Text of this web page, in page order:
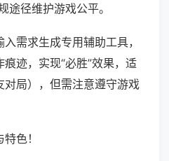
途径维护游戏公平。
需求生成专用辅助工具，
迹，实现“必胜”效果，适
对局），但需注意遵守游戏
色！